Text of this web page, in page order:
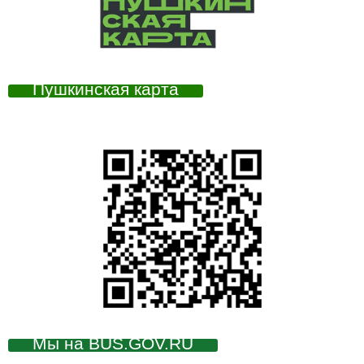
Пушкинская карта
Мы на BUS.GOV.RU